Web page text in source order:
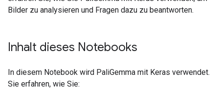
Bilder zu analysieren und Fragen dazu zu beantworten.
Inhalt dieses Notebooks
In diesem Notebook wird PaliGemma mit Keras verwendet.
Sie erfahren, wie Sie: